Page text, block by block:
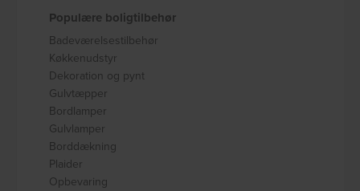
Populære boligtilbehør
Badeværelsestilbehør
Køkkenudstyr
Dekoration og pynt
Gulvtæpper
Bordlamper
Gulvlamper
Borddækning
Plaider
Opbevaring